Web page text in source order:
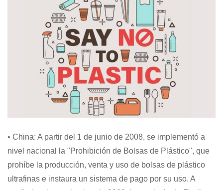
• China: A partir del 1 de junio de 2008, se implementó a
nivel nacional la "Prohibición de Bolsas de Plástico", que
prohíbe la producción, venta y uso de bolsas de plástico
ultrafinas e instaura un sistema de pago por su uso. A